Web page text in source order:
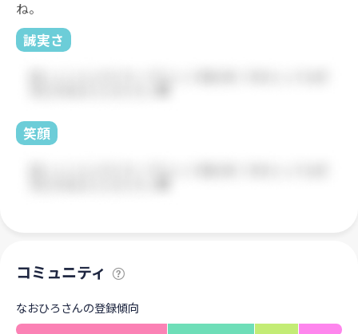
ね。
誠実さ
笑顔
コミュニティ
なおひろさんの登録傾向